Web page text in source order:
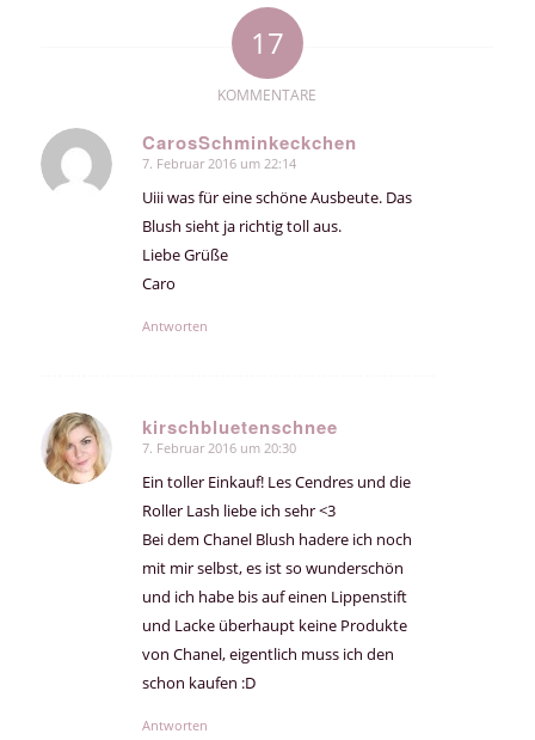
17
KOMMENTARE
CarosSchminkeckchen
sagte:
7. Februar 2016 um 22:14
Uiii was für eine schöne Ausbeute. Das
Blush sieht ja richtig toll aus.
Liebe Grüße
Caro
Antworten
kirschbluetenschnee
sagte:
7. Februar 2016 um 20:30
Ein toller Einkauf! Les Cendres und die
Roller Lash liebe ich sehr <3
Bei dem Chanel Blush hadere ich noch
mit mir selbst, es ist so wunderschön
und ich habe bis auf einen Lippenstift
und Lacke überhaupt keine Produkte
von Chanel, eigentlich muss ich den
schon kaufen :D
Antworten